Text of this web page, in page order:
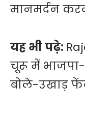
मानमर्दन
यह भी पढ़े:
चूरू में
बोले-उखाड़